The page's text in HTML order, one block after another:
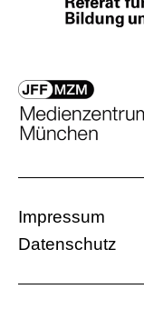
Impressum
Datenschutz